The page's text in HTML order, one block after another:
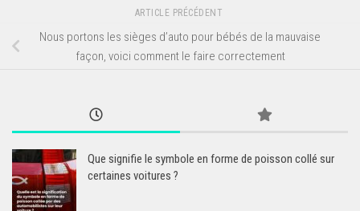
ARTICLE PRÉCÉDENT
Nous portons les sièges d’auto pour bébés de la mauvaise
façon, voici comment le faire correctement
Que signifie le symbole en forme de poisson collé sur
certaines voitures ?